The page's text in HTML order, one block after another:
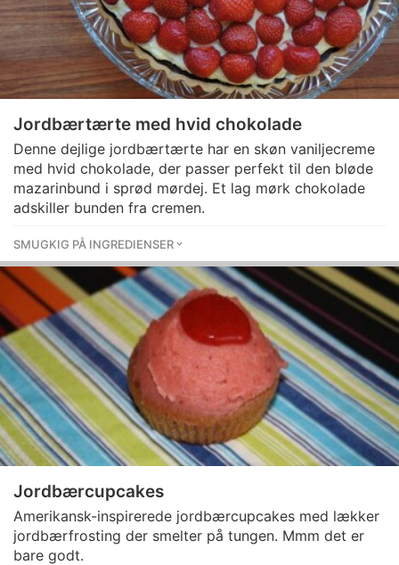
Jordbærtærte med hvid chokolade
Denne dejlige jordbærtærte har en skøn vaniljecreme
med hvid chokolade, der passer perfekt til den bløde
mazarinbund i sprød mørdej. Et lag mørk chokolade
adskiller bunden fra cremen.
SMUGKIG PÅ INGREDIENSER
Jordbærcupcakes
Amerikansk-inspirerede jordbærcupcakes med lækker
jordbærfrosting der smelter på tungen. Mmm det er
bare godt.